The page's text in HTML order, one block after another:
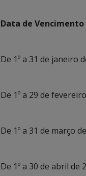
Data de
De 1º a 31 de
De 1º a 29 de
De 1º a 31 de
De 1º a 30 de